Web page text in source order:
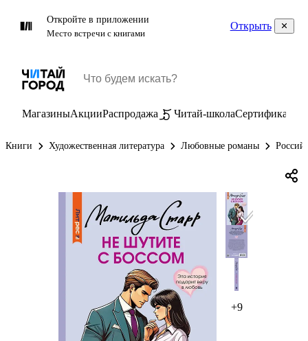
Откройте в приложении
Место встречи с книгами
Открыть
МагазиныАкцииРаспродажа Читай-школаСертификаты
Книги Художественная литература Любовные романы
+9